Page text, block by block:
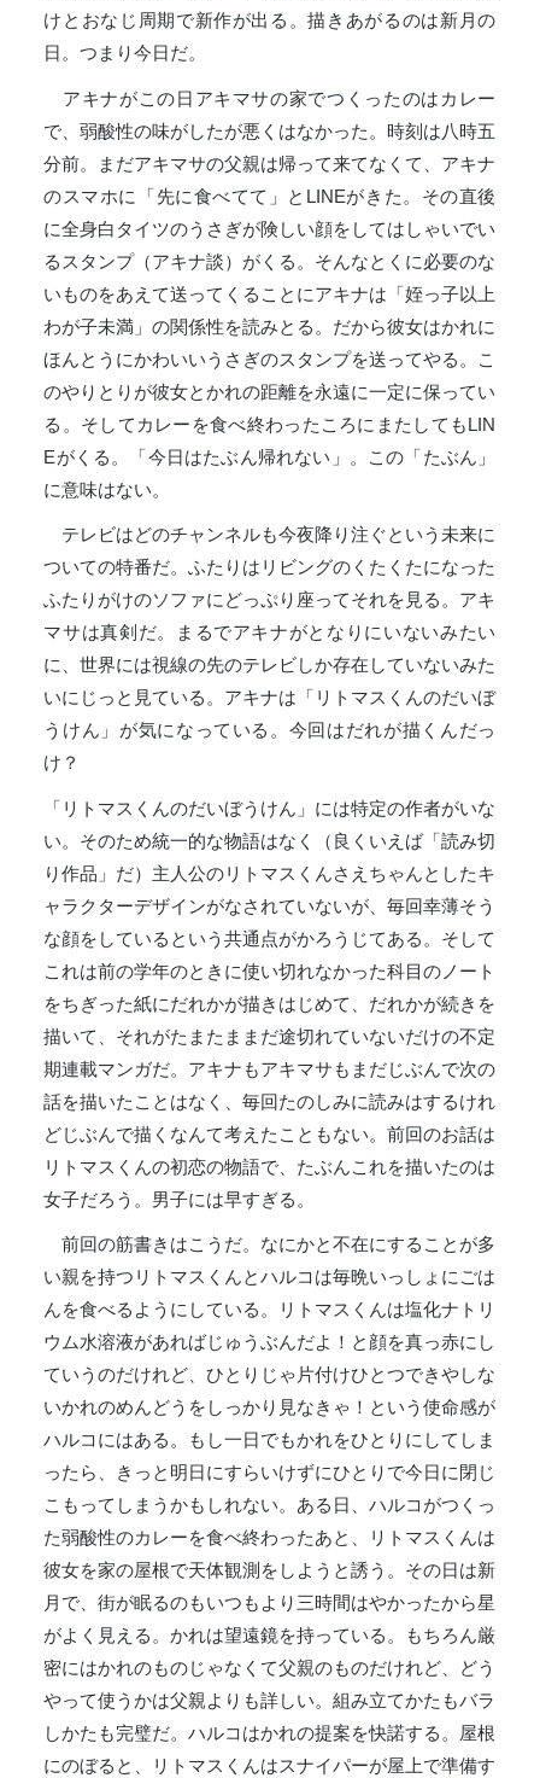
けとおなじ周期で新作が出る。描きあがるのは新月の
日。つまり今日だ。
アキナがこの日アキマサの家でつくったのはカレー
で、弱酸性の味がしたが悪くはなかった。時刻は八時五
分前。まだアキマサの父親は帰って来てなくて、アキナ
のスマホに「先に食べてて」とLINEがきた。その直後
に全身白タイツのうさぎが険しい顔をしてはしゃいでい
るスタンプ（アキナ談）がくる。そんなとくに必要のな
いものをあえて送ってくることにアキナは「姪っ子以上
わが子未満」の関係性を読みとる。だから彼女はかれに
ほんとうにかわいいうさぎのスタンプを送ってやる。こ
のやりとりが彼女とかれの距離を永遠に一定に保ってい
る。そしてカレーを食べ終わったころにまたしてもLIN
Eがくる。「今日はたぶん帰れない」。この「たぶん」
に意味はない。
テレビはどのチャンネルも今夜降り注ぐという未来に
ついての特番だ。ふたりはリビングのくたくたになった
ふたりがけのソファにどっぷり座ってそれを見る。アキ
マサは真剣だ。まるでアキナがとなりにいないみたい
に、世界には視線の先のテレビしか存在していないみた
いにじっと見ている。アキナは「リトマスくんのだいぼ
うけん」が気になっている。今回はだれが描くんだっ
け？
「リトマスくんのだいぼうけん」には特定の作者がいな
い。そのため統一的な物語はなく（良くいえば「読み切
り作品」だ）主人公のリトマスくんさえちゃんとしたキ
ャラクターデザインがなされていないが、毎回幸薄そう
な顔をしているという共通点がかろうじてある。そして
これは前の学年のときに使い切れなかった科目のノート
をちぎった紙にだれかが描きはじめて、だれかが続きを
描いて、それがたまたままだ途切れていないだけの不定
期連載マンガだ。アキナもアキマサもまだじぶんで次の
話を描いたことはなく、毎回たのしみに読みはするけれ
どじぶんで描くなんて考えたこともない。前回のお話は
リトマスくんの初恋の物語で、たぶんこれを描いたのは
女子だろう。男子には早すぎる。
前回の筋書きはこうだ。なにかと不在にすることが多
い親を持つリトマスくんとハルコは毎晩いっしょにごは
んを食べるようにしている。リトマスくんは塩化ナトリ
ウム水溶液があればじゅうぶんだよ！と顔を真っ赤にし
ていうのだけれど、ひとりじゃ片付けひとつできやしな
いかれのめんどうをしっかり見なきゃ！という使命感が
ハルコにはある。もし一日でもかれをひとりにしてしま
ったら、きっと明日にすらいけずにひとりで今日に閉じ
こもってしまうかもしれない。ある日、ハルコがつくっ
た弱酸性のカレーを食べ終わったあと、リトマスくんは
彼女を家の屋根で天体観測をしようと誘う。その日は新
月で、街が眠るのもいつもより三時間はやかったから星
がよく見える。かれは望遠鏡を持っている。もちろん厳
密にはかれのものじゃなくて父親のものだけれど、どう
やって使うかは父親よりも詳しい。組み立てかたもバラ
しかたも完璧だ。ハルコはかれの提案を快諾する。屋根
にのぼると、リトマスくんはスナイパーが屋上で準備す